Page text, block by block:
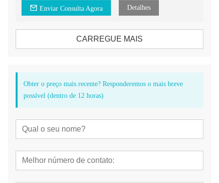
Enviar Consulta Agora Detalhes
CARREGUE MAIS
Obter o preço mais recente? Responderemos o mais breve
possível (dentro de 12 horas)